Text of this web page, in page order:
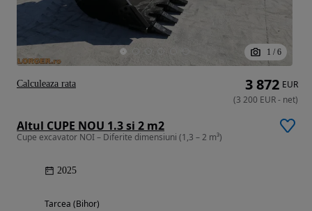
1 / 6
Altul CUPE NOU 1.3 si 2 m2
Cupe excavator NOI – Diferite dimensiuni (1,3 – 2 m³)
2025
Tarcea (Bihor)
3 872 EUR
(3 200 EUR- net)
Calculeaza rata